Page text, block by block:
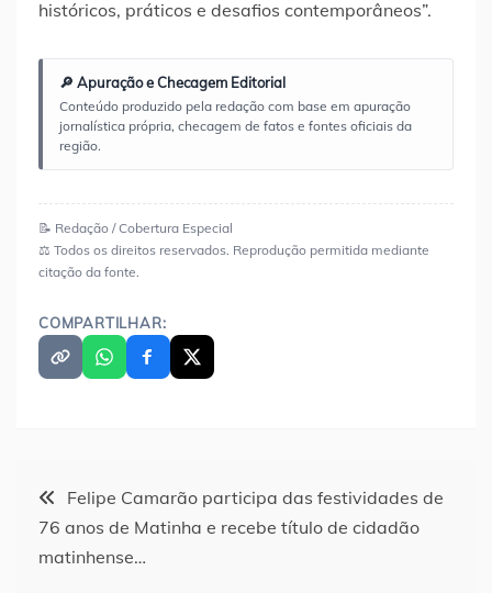
históricos, práticos e desafios contemporâneos”.
🔎 Apuração e Checagem Editorial
Conteúdo produzido pela redação com base em apuração
jornalística própria, checagem de fatos e fontes oficiais da
região.
📝 Redação / Cobertura Especial
⚖️ Todos os direitos reservados. Reprodução permitida mediante
citação da fonte.
COMPARTILHAR:
Navegação
de
Felipe Camarão participa das festividades de
76 anos de Matinha e recebe título de cidadão
matinhense…